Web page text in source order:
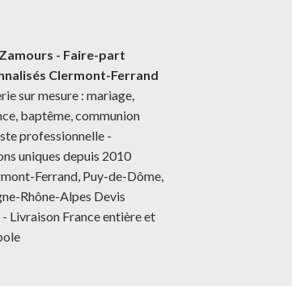
- Faire-part
Clermont-Ferrand
sur mesure : mariage,
baptême, communion
professionnelle -
uniques depuis 2010
Ferrand, Puy-de-Dôme,
Rhône-Alpes Devis
Livraison France entière et